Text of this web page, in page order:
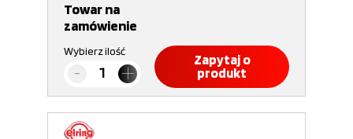
Towar na
zamówienie
Wybierz ilość
Zapytaj o
produkt